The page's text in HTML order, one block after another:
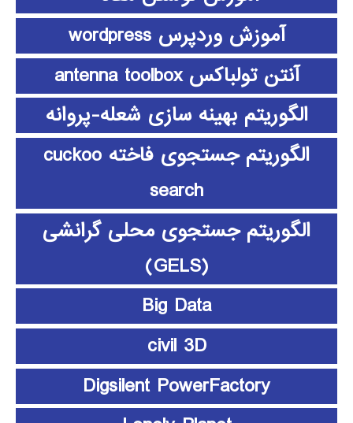
آموزش وردپرس wordpress
آنتن تولباکس antenna toolbox
الگوریتم بهینه سازی شعله-پروانه
الگوریتم جستجوی فاخته cuckoo
search
الگوریتم جستجوی محلی گرانشی
(GELS)
Big Data
civil 3D
Digsilent PowerFactory